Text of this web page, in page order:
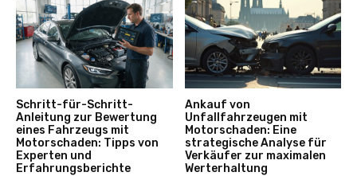
Schritt-für-Schritt-
Anleitung zur Bewertung
eines Fahrzeugs mit
Motorschaden: Tipps von
Experten und
Erfahrungsberichte
Ankauf von
Unfallfahrzeugen mit
Motorschaden: Eine
strategische Analyse für
Verkäufer zur maximalen
Werterhaltung